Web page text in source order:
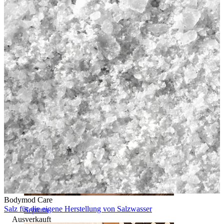
Bauchnabel
Septum
Bodymod Care
Salz für die eigene Herstellung von Salzwasser
Ausverkauft